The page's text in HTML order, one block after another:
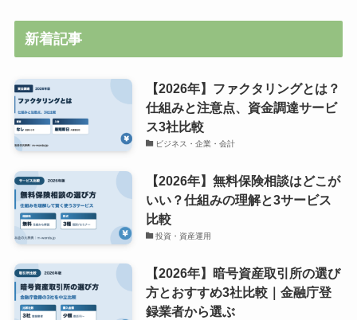
新着記事
【2026年】ファクタリングとは？
仕組みと注意点、資金調達サービ
ス3社比較
ビジネス・企業・会計
【2026年】無料保険相談はどこが
いい？仕組みの理解と3サービス
比較
投資・資産運用
【2026年】暗号資産取引所の選び
方とおすすめ3社比較｜金融庁登
録業者から選ぶ